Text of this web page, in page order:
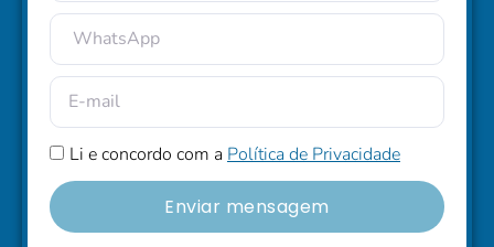
Li e concordo com a Política de Privacidade
Enviar mensagem